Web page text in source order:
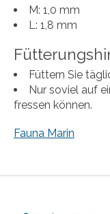
M: 1,0 mm
L: 1,8 mm
Füttern Sie
Nur soviel auf
fressen können.
Fauna Marin